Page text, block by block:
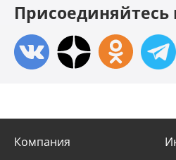
Присоединяйтесь
Компания